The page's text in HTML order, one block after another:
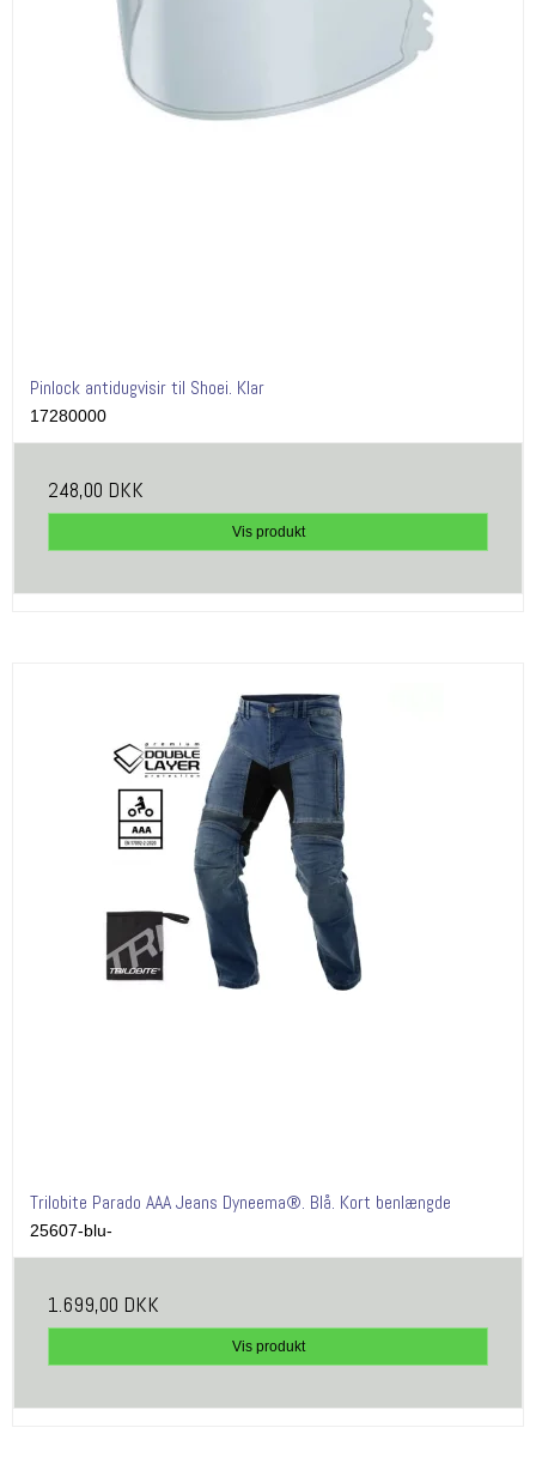
Pinlock antidugvisir til Shoei. Klar
17280000
248,00 DKK
Vis produkt
Trilobite Parado AAA Jeans Dyneema®. Blå. Kort benlængde
25607-blu-
1.699,00 DKK
Vis produkt